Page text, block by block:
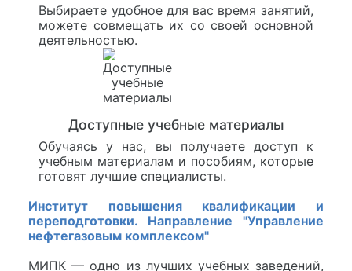
Выбираете удобное для вас время занятий,
можете совмещать их со своей основной
деятельностью.
Доступные учебные материалы
Обучаясь у нас, вы получаете доступ к
учебным материалам и пособиям, которые
готовят лучшие специалисты.
Институт повышения квалификации и
переподготовки. Направление "Управление
нефтегазовым комплексом"
МИПК — одно из лучших учебных заведений,